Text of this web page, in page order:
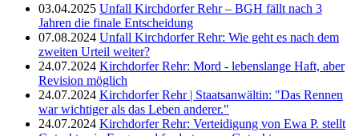
03.04.2025 Unfall Kirchdorfer Rehr – BGH fällt nach 3
Jahren die finale Entscheidung
07.08.2024 Unfall Kirchdorfer Rehr: Wie geht es nach dem
zweiten Urteil weiter?
24.07.2024 Kirchdorfer Rehr: Mord - lebenslange Haft, aber
Revision möglich
24.07.2024 Kirchdorfer Rehr | Staatsanwältin: "Das Rennen
war wichtiger als das Leben anderer."
24.07.2024 Kirchdorfer Rehr: Verteidigung von Ewa P. stellt